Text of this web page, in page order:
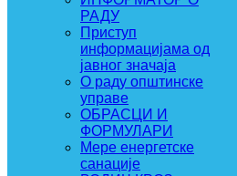
РАДУ
Приступ
информацијама од
јавног значаја
О раду општинске
управе
ОБРАСЦИ И
ФОРМУЛАРИ
Мере енергетске
санације